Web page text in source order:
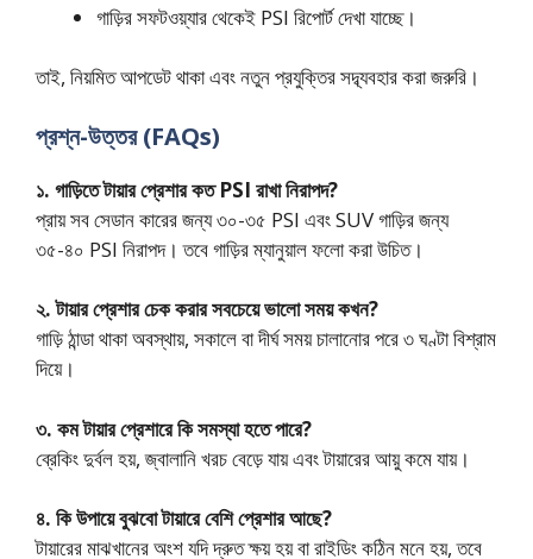
গাড়ির সফটওয়্যার থেকেই PSI রিপোর্ট দেখা যাচ্ছে।
তাই, নিয়মিত আপডেট থাকা এবং নতুন প্রযুক্তির সদ্ব্যবহার করা জরুরি।
প্রশ্ন-উত্তর (FAQs)
১. গাড়িতে টায়ার প্রেশার কত PSI রাখা নিরাপদ?
প্রায় সব সেডান কারের জন্য ৩০-৩৫ PSI এবং SUV গাড়ির জন্য
৩৫-৪০ PSI নিরাপদ। তবে গাড়ির ম্যানুয়াল ফলো করা উচিত।
২. টায়ার প্রেশার চেক করার সবচেয়ে ভালো সময় কখন?
গাড়ি ঠান্ডা থাকা অবস্থায়, সকালে বা দীর্ঘ সময় চালানোর পরে ৩ ঘণ্টা বিশ্রাম
দিয়ে।
৩. কম টায়ার প্রেশারে কি সমস্যা হতে পারে?
ব্রেকিং দুর্বল হয়, জ্বালানি খরচ বেড়ে যায় এবং টায়ারের আয়ু কমে যায়।
৪. কি উপায়ে বুঝবো টায়ারে বেশি প্রেশার আছে?
টায়ারের মাঝখানের অংশ যদি দ্রুত ক্ষয় হয় বা রাইডিং কঠিন মনে হয়, তবে